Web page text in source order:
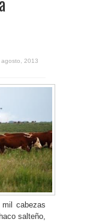
agosto, 2013
mil cabezas
salteño,